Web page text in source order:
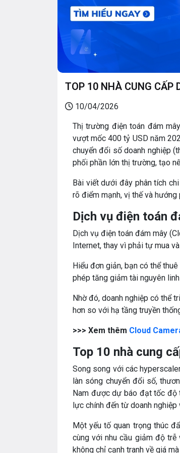
TOP 10 NHÀ CUNG CẤP
10/04/2026
Thị trường điện toán đám
vượt mốc 400 tỷ USD năm
chuyển đổi số doanh nghiệp
phối phần lớn thị trường, tạo
Bài viết dưới đây phân tích
rõ điểm mạnh, vị thế và
Dịch vụ điện toán
Dịch vụ điện toán đám mây
Internet, thay vì phải tự mua
Hiểu đơn giản, bạn có thể
phép tăng giảm tài nguyên
Nhờ đó, doanh nghiệp có thể
hơn so với hạ tầng truyền
>>> Xem thêm Cloud
Top 10 nhà cung
Song song với các
làn sóng chuyển đổi số,
Nam được dự báo đạt tốc độ
lực chính đến từ doanh
Một yếu tố quan trọng thúc
cùng với nhu cầu giảm độ trễ
không chỉ cạnh tranh về giá